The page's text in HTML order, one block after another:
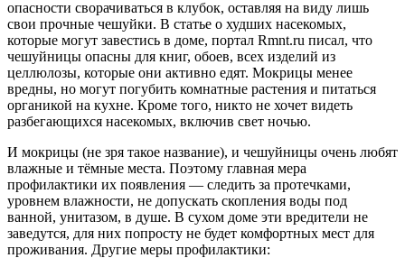
опасности сворачиваться в клубок, оставляя на виду лишь
свои прочные чешуйки. В статье о худших насекомых,
которые могут завестись в доме, портал Rmnt.ru писал, что
чешуйницы опасны для книг, обоев, всех изделий из
целлюлозы, которые они активно едят. Мокрицы менее
вредны, но могут погубить комнатные растения и питаться
органикой на кухне. Кроме того, никто не хочет видеть
разбегающихся насекомых, включив свет ночью.
И мокрицы (не зря такое название), и чешуйницы очень любят
влажные и тёмные места. Поэтому главная мера
профилактики их появления — следить за протечками,
уровнем влажности, не допускать скопления воды под
ванной, унитазом, в душе. В сухом доме эти вредители не
заведутся, для них попросту не будет комфортных мест для
проживания. Другие меры профилактики: